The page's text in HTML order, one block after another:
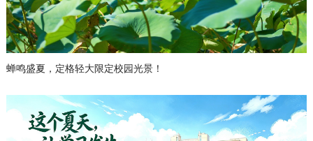
蝉鸣盛夏，定格轻大限定校园光景！